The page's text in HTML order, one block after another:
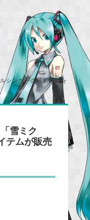
シンガーの最新情報を
雪ミク
テムが販売